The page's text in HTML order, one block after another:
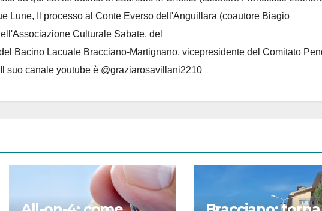
Lune, Il processo al Conte Everso dell'Anguillara (coautore Biagio
Associazione Culturale Sabate, del
Bacino Lacuale Bracciano-Martignano, vicepresidente del Comitato
suo canale youtube è @graziarosavillani2210